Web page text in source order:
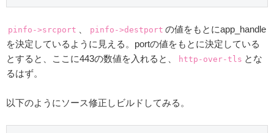
pinfo->srcport pinfo->destport の値をもとにapp_handle
を決定しているように見える。portの値をもとに決定している
とすると、ここに443の数値を入れると、
http-over-tls とな
るはず。
以下のようにソース修正しビルドしてみる。